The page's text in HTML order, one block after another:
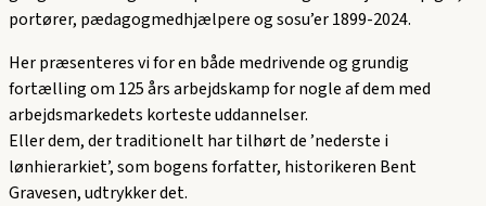
portører, pædagogmedhjælpere og sosu’er 1899-2024.
Her præsenteres vi for en både medrivende og grundig
fortælling om 125 års arbejdskamp for nogle af dem med
arbejdsmarkedets korteste uddannelser.
Eller dem, der traditionelt har tilhørt de ’nederste i
lønhierarkiet’, som bogens forfatter, historikeren Bent
Gravesen, udtrykker det.